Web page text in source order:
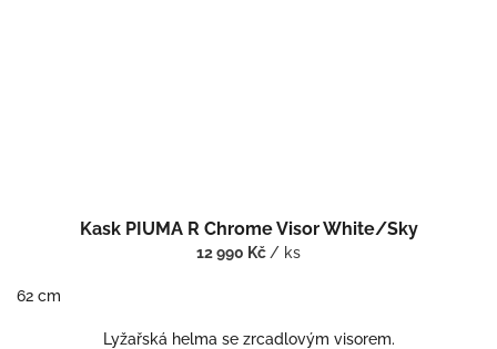
Kask PIUMA R Chrome Visor White/Sky
12 990 Kč / ks
62 cm
Lyžařská helma se zrcadlovým visorem.